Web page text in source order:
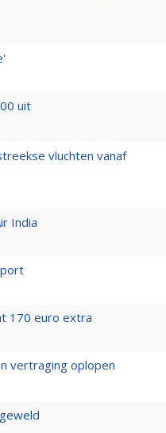
uit
vluchten vanaf
India
170 euro extra
vertraging oplopen